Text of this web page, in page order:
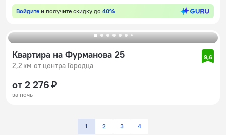
Войдите и получите скидку до 40%
Квартира на Фурманова 25
2,2 км от центра Городца
9,6
от 2 276 ₽
за ночь
1 2 3 4